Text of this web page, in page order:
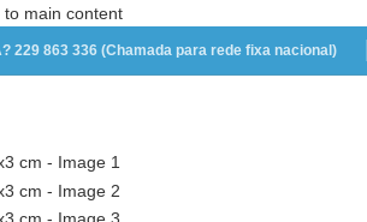
to main content
229 863 336 (Chamada para rede fixa nacional)